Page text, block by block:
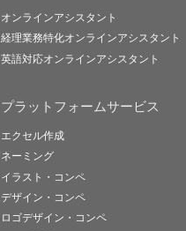
オンラインアシスタント
経理業務特化オンラインアシスタント
英語対応オンラインアシスタント
プラットフォームサービス
エクセル作成
ネーミング
イラスト・コンペ
デザイン・コンペ
ロゴデザイン・コンペ